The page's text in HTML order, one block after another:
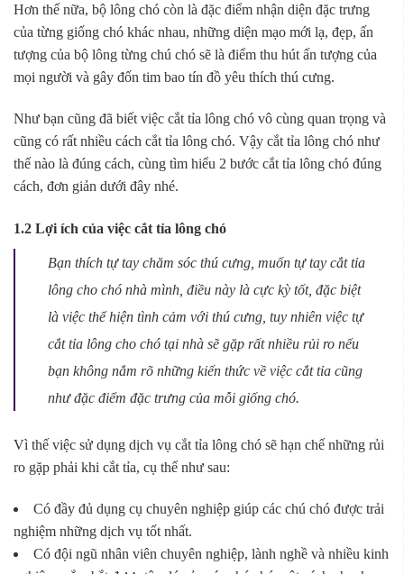
Hơn thế nữa, bộ lông chó còn là đặc điểm nhận diện đặc trưng
của từng giống chó khác nhau, những diện mạo mới lạ, đẹp, ấn
tượng của bộ lông từng chú chó sẽ là điểm thu hút ấn tượng của
mọi người và gây đốn tim bao tín đồ yêu thích thú cưng.
Như bạn cũng đã biết việc cắt tỉa lông chó vô cùng quan trọng và
cũng có rất nhiều cách cắt tỉa lông chó. Vậy cắt tỉa lông chó như
thế nào là đúng cách, cùng tìm hiểu 2 bước cắt tỉa lông chó đúng
cách, đơn giản dưới đây nhé.
1.2 Lợi ích của việc cắt tỉa lông chó
Bạn thích tự tay chăm sóc thú cưng, muốn tự tay cắt tỉa
lông cho chó nhà mình, điều này là cực kỳ tốt, đặc biệt
là việc thể hiện tình cảm với thú cưng, tuy nhiên việc tự
cắt tỉa lông cho chó tại nhà sẽ gặp rất nhiều rủi ro nếu
bạn không nắm rõ những kiến thức về việc cắt tỉa cũng
như đặc điểm đặc trưng của mỗi giống chó.
Vì thế việc sử dụng dịch vụ cắt tỉa lông chó sẽ hạn chế những rủi
ro gặp phải khi cắt tỉa, cụ thể như sau:
Có đầy đủ dụng cụ chuyên nghiệp giúp các chú chó được trải
nghiệm những dịch vụ tốt nhất.
Có đội ngũ nhân viên chuyên nghiệp, lành nghề và nhiều kinh